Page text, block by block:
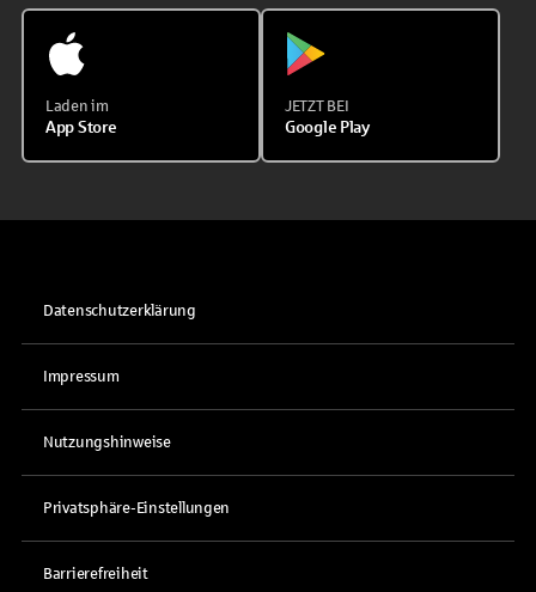
Laden im
App Store
JETZT BEI
Google Play
Datenschutzerklärung
Impressum
Nutzungshinweise
Privatsphäre-Einstellungen
Barrierefreiheit